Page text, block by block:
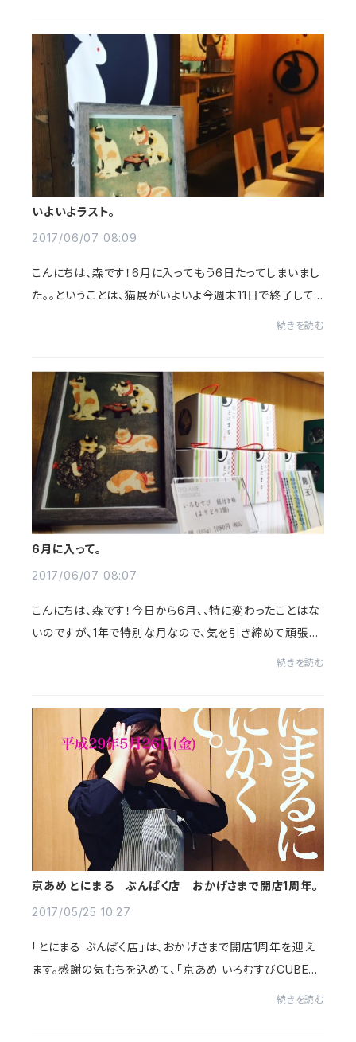
いよいよラスト。
2017/06/07 08:09
こんにちは、森です！6月に入ってもう6日たってしまいまし
た。。ということは、猫展がいよいよ今週末11日で終了して
しまいます。猫好きにはたまらない展示がたくさんあるみた
続きを読む
6月に入って。
2017/06/07 08:07
こんにちは、森です！今日から6月、、特に変わったことはな
いのですが、1年で特別な月なので、気を引き締めて頑張り
続きを読む
京あめ とにまる ぶんぱく店 おかげさまで開店1周年。
2017/05/25 10:27
「とにまる ぶんぱく店」は、おかげさまで開店1周年を迎え
ます。感謝の気もちを込めて、「京あめ いろむすびCUBEタ
続きを読む